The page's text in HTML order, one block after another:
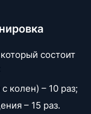
состоит
колен) – 10 раз;
– 15 раз.